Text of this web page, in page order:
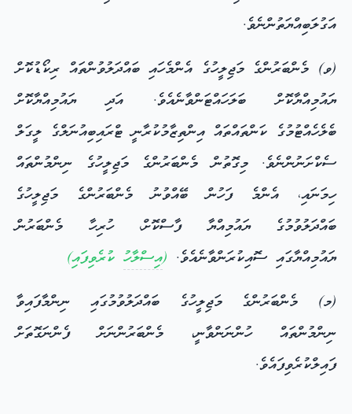
އަގުލަބިއްޔަތުންނެވެ.
(ވ) މެންބަރުންގެ މަޖިލީހުގެ އެންމެހައި ބައްދަލުވުންތައް ރިކޯޑުކޮށް
ޔައުމިއްޔާކޮށް ބަލަހައްޓަންވާނެއެވެ. އަދި ޔައުމިއްޔާކޮށް
ބެލެހެއްޓުމުގެ ކަންތައްތައް އިންތިޒާމުކުރާނީ ޓްރައިބިއުނަލްގެ ލީގަލް
ސެކްށަނުންނެވެ. މިގޮތުން މެންބަރުންގެ މަޖިލީހުގެ ނިންމުންތައް
ހިމަނައި، އެންމެ ފަހުން ބޭއްވުނު މެންބަރުންގެ މަޖިލީހުގެ
ބައްދަލުވުމުގެ ޔައުމިއްޔާ ފާސްކޮށް، ހުރިހާ މެންބަރުން
ޔައުމިއްޔާގައި ސޮއިކުރަންވާނެއެވެ. (އިސްލާހު ކުރެވިފައި)
(މ) މެންބަރުންގެ މަޖިލީހުގެ ބައްދަލުވުމުގައި ނިންމާފައިވާ
ނިންމުންތައް ހުންނަންވާނީ، މެންބަރުންނަށް ފެންނަގޮތަށް
ފައިލްކުރެވިފައެވެ.